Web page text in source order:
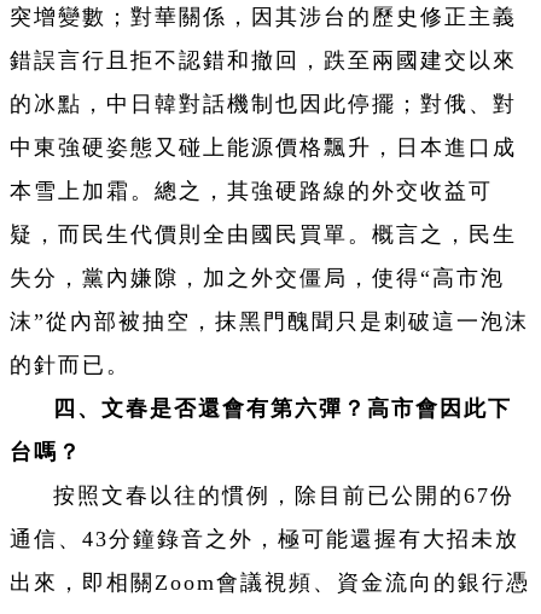
突增變數；對華關係，因其涉台的歷史修正主義
錯誤言行且拒不認錯和撤回，跌至兩國建交以來
的冰點，中日韓對話機制也因此停擺；對俄、對
中東強硬姿態又碰上能源價格飄升，日本進口成
本雪上加霜。總之，其強硬路線的外交收益可
疑，而民生代價則全由國民買單。概言之，民生
失分，黨內嫌隙，加之外交僵局，使得“高市泡
沫”從內部被抽空，抹黑門醜聞只是刺破這一泡沫
的針而已。
四、文春是否還會有第六彈？高市會因此下
台嗎？
按照文春以往的慣例，除目前已公開的67份
通信、43分鐘錄音之外，極可能還握有大招未放
出來，即相關Zoom會議視頻、資金流向的銀行憑